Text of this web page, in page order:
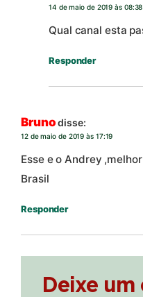
14 de maio de 2019 às 08:38
Qual canal esta
Responder
Bruno disse:
12 de maio de 2019 às 17:19
Esse e o Andrey
Brasil
Responder
Deixe